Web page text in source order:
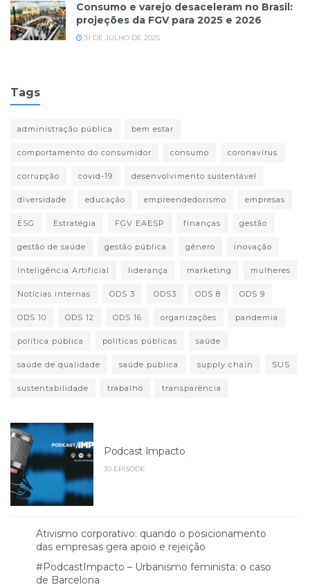
Consumo e varejo desaceleram no Brasil:
projeções da FGV para 2025 e 2026
31 DE JULHO DE 2025
Tags
administração pública bem estar
comportamento do consumidor consumo coronavírus
corrupção covid-19 desenvolvimento sustentável
diversidade educação empreendedorismo empresas
ESG Estratégia FGV EAESP finanças gestão
gestão de saúde gestão pública gênero inovação
Inteligência Artificial liderança marketing mulheres
Notícias internas ODS 3 ODS3 ODS 8 ODS 9
ODS 10 ODS 12 ODS 16 organizações pandemia
política pública políticas públicas saúde
saúde de qualidade saúde pública supply chain SUS
sustentabilidade trabalho transparência
Podcast Impacto
30 EPISODE
Ativismo corporativo: quando o posicionamento
das empresas gera apoio e rejeição
#PodcastImpacto – Urbanismo feminista: o caso
de Barcelona